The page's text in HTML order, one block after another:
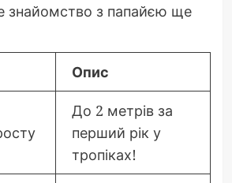
знайомство з папайєю ще
Опис
До 2 метрів за
перший рік у
тропіках!